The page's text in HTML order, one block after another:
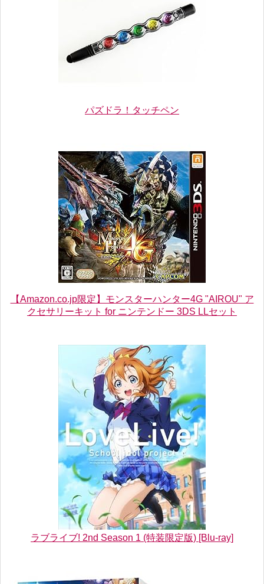
パズドラ！タッチペン
【Amazon.co.jp限定】モンスターハンター4G "AIROU" ア
クセサリーキット for ニンテンドー 3DS LLセット
ラブライブ! 2nd Season 1 (特装限定版) [Blu-ray]